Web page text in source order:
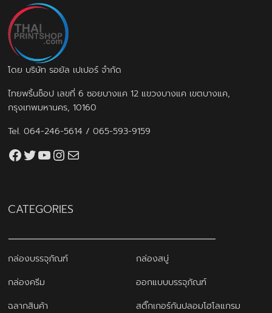
โดย บริษัท รอยัล เปเปอร์ จำกัด
ไทยพริ้นช็อป เลขที่ 6 ซอยบางแค 12 แขวงบางแค เขตบางแค,
กรุงเทพมหานคร, 10160
Tel.064-246-5614 /065-593-9159
Facebook
Twitter
YouTube
Instagram
thaiprintshop.aw@gmail.com
CATEGORIES
กล่องบรรจุภัณฑ์
กล่องสบู่
กล่องครีม
ออกแบบบรรจุภัณฑ์
ฉลากสินค้า
สติ๊กเกอร์กันปลอมโฮโลแกรม